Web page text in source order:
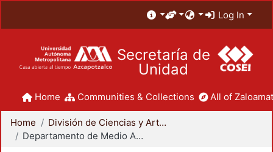
Log In
Secretaría de
Unidad
Home Communities & Collections All of
Home
División de Ciencias y Artes para el Diseño
Departamento de Medio Ambiente